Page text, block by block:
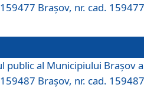
Brașov, nr. cad.
public al Municipiului Braşov a
Brașov, nr. cad.